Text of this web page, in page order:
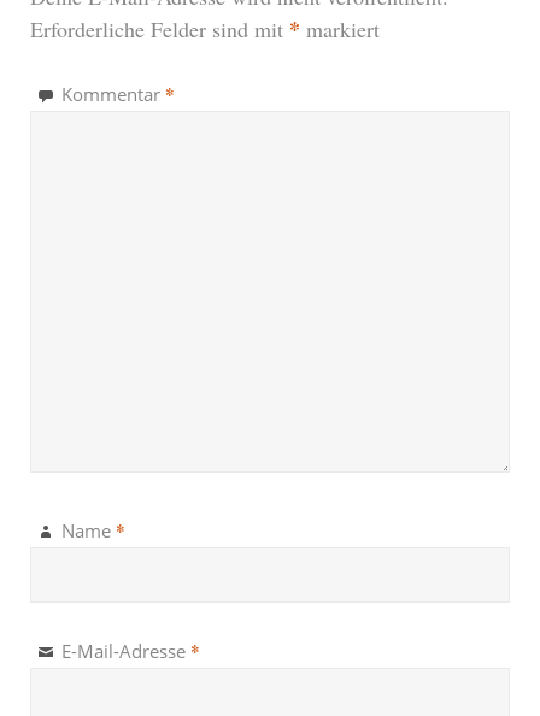
Erforderliche Felder sind mit * markiert
Kommentar *
Name *
E-Mail-Adresse *